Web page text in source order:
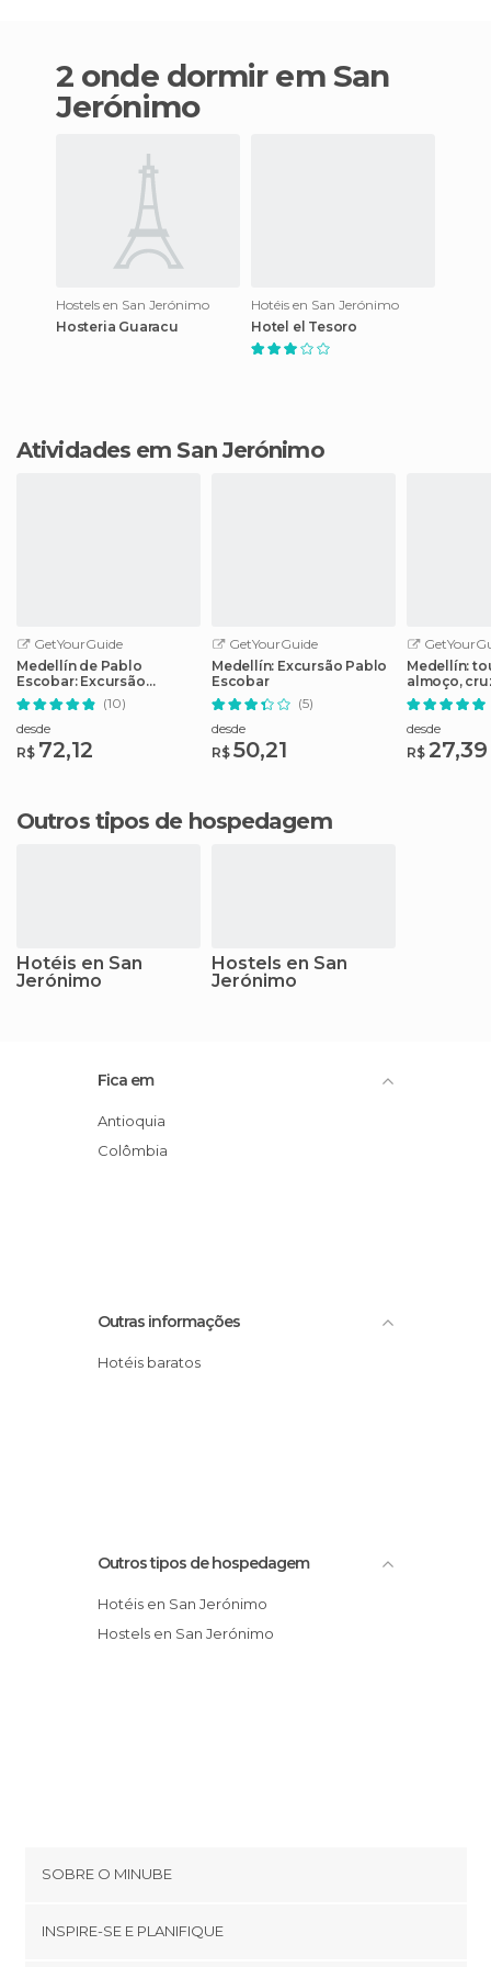
2 onde dormir em San
Jerónimo
Hostels en San Jerónimo
Hosteria Guaracu
Hotéis en San Jerónimo
Hotel el Tesoro
Atividades em San Jerónimo
GetYourGuide
Medellín de Pablo
Escobar: Excursão
Particular de 3 Horas
(10)
desde
R$ 72,12
GetYourGuide
Medellín: Excursão Pablo
Escobar
(5)
desde
R$ 50,21
Medellín:
almoço,
del Peñol
desde
R$ 27,39
Outros tipos de hospedagem
Hotéis en San
Jerónimo
Hostels en San
Jerónimo
Fica em
Antioquia
Colômbia
Outras informações
Hotéis baratos
Outros tipos de hospedagem
Hotéis en San Jerónimo
Hostels en San Jerónimo
SOBRE O MINUBE
INSPIRE-SE E PLANIFIQUE